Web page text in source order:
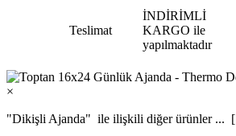
Teslimat
İNDİRİMLİ
KARGO ile
yapılmaktadır
×
"Dikişli Ajanda" ile ilişkili diğer ürünler ... [